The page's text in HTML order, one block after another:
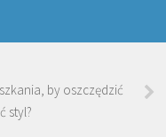
by oszczędzić
styl?